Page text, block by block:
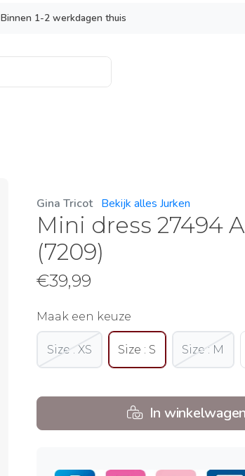
Binnen 1-2 werkdagen thuis
Gina Tricot Bekijk alles Jurken
Mini dress 27494
(7209)
€39,99
Maak een keuze
Size : XS Size : S Size : M
In winkelwagen